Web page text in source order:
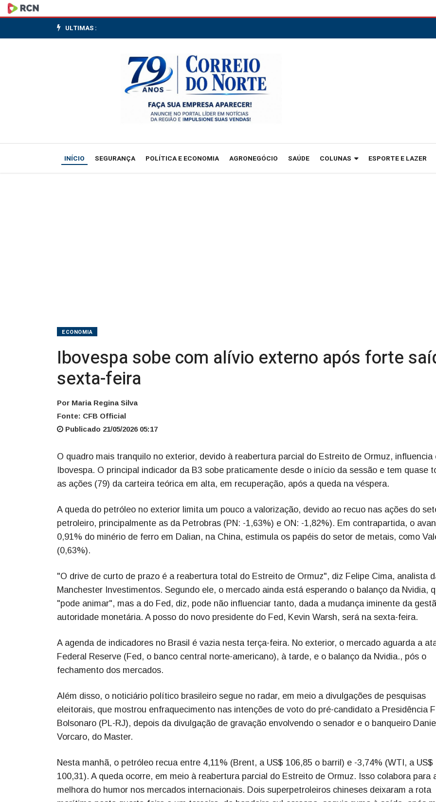
Ibovespa
sobe
forte
ULTIMAS :
INÍCIO SEGURANÇA POLÍTICA E ECONOMIA AGRONEGÓCIO SAÚDE COLUNAS ESPORTE E LAZER
ECONOMIA
Ibovespa sobe com alívio externo após forte
sexta-feira
Por Maria Regina Silva
Fonte: CFB Official
Publicado 21/05/2026 05:17
O quadro mais tranquilo no exterior, devido à reabertura parcial do Estreito de Ormuz, influencia
Ibovespa. O principal indicador da B3 sobe praticamente desde o início da sessão e tem quase
as ações (79) da carteira teórica em alta, em recuperação, após a queda na véspera.
A queda do petróleo no exterior limita um pouco a valorização, devido ao recuo nas ações do
petroleiro, principalmente as da Petrobras (PN: -1,63%) e ON: -1,82%). Em contrapartida, o
0,91% do minério de ferro em Dalian, na China, estimula os papéis do setor de metais, como
(0,63%).
"O drive de curto de prazo é a reabertura total do Estreito de Ormuz", diz Felipe Cima, analista
Manchester Investimentos. Segundo ele, o mercado ainda está esperando o balanço da Nvidia,
"pode animar", mas a do Fed, diz, pode não influenciar tanto, dada a mudança iminente da
autoridade monetária. A posso do novo presidente do Fed, Kevin Warsh, será na sexta-feira.
A agenda de indicadores no Brasil é vazia nesta terça-feira. No exterior, o mercado aguarda a
Federal Reserve (Fed, o banco central norte-americano), à tarde, e o balanço da Nvidia., pós o
fechamento dos mercados.
Além disso, o noticiário político brasileiro segue no radar, em meio a divulgações de pesquisas
eleitorais, que mostrou enfraquecimento nas intenções de voto do pré-candidato a Presidência
Bolsonaro (PL-RJ), depois da divulgação de gravação envolvendo o senador e o banqueiro
Vorcaro, do Master.
Nesta manhã, o petróleo recua entre 4,11% (Brent, a US$ 106,85 o barril) e -3,74% (WTI, a US$
100,31). A queda ocorre, em meio à reabertura parcial do Estreito de Ormuz. Isso colabora para
melhora do humor nos mercados internacionais. Dois superpetroleiros chineses deixaram a rota